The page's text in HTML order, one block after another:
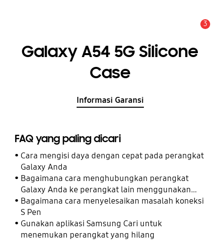
3
Galaxy A54 5G Silicone
Case
Informasi Garansi
FAQ yang paling dicari
Cara mengisi daya dengan cepat pada perangkat
Galaxy Anda
Bagaimana cara menghubungkan perangkat
Galaxy Anda ke perangkat lain menggunakan
Perangkat Terhubung
Bagaimana cara menyelesaikan masalah koneksi
S Pen
Gunakan aplikasi Samsung Cari untuk
menemukan perangkat yang hilang